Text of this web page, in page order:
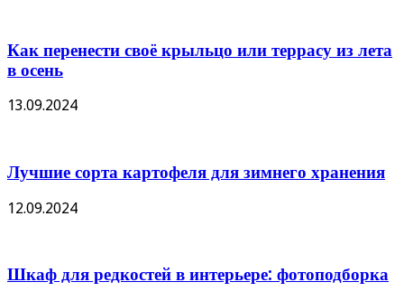
Как перенести своё крыльцо или террасу из лета
в осень
13.09.2024
Лучшие сорта картофеля для зимнего хранения
12.09.2024
Шкаф для редкостей в интерьере: фотоподборка